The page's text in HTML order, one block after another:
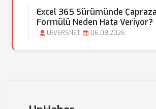
Excel 365 Sürümünde
Formülü Neden Hata Veriyor?
LEVERSNET 06.08.2026